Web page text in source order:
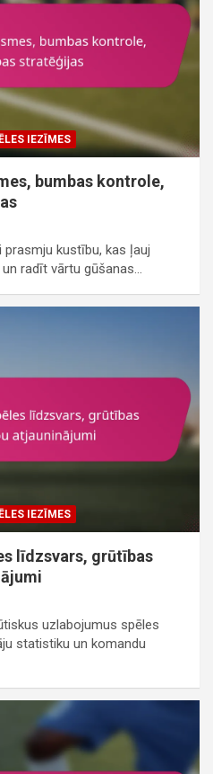
IEZĪMES
bumbas kontrole,
prasmju kustību, kas ļauj
radīt vārtu gūšanas…
IEZĪMES
līdzsvars, grūtības
uzlabojumus spēles
statistiku un komandu